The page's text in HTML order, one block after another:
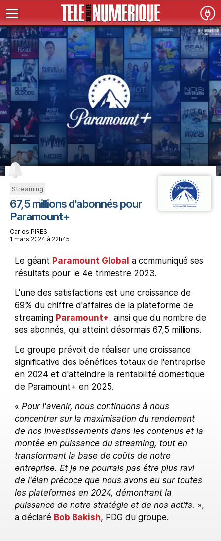
Streaming
67,5 millions d'abonnés pour
Paramount+
Carlos PIRES
1 mars 2024 à 22h45
Le géant Paramount Global a communiqué ses
résultats pour le 4e trimestre 2023.
L'une des satisfactions est une croissance de
69% du chiffre d'affaires de la plateforme de
streaming Paramount+, ainsi que du nombre de
ses abonnés, qui atteint désormais 67,5 millions.
Le groupe prévoit de réaliser une croissance
significative des bénéfices totaux de l'entreprise
en 2024 et d'atteindre la rentabilité domestique
de Paramount+ en 2025.
« Pour l'avenir, nous continuons à nous
concentrer sur la maximisation du rendement
de nos investissements dans les contenus et la
montée en puissance du streaming, tout en
transformant la base de coûts de notre
entreprise. Et je ne pourrais pas être plus ravi
de l'élan précoce que nous avons eu sur toutes
les plateformes en 2024, démontrant la
puissance de notre stratégie et de nos actifs. »,
a déclaré Bob Bakish, PDG du groupe.